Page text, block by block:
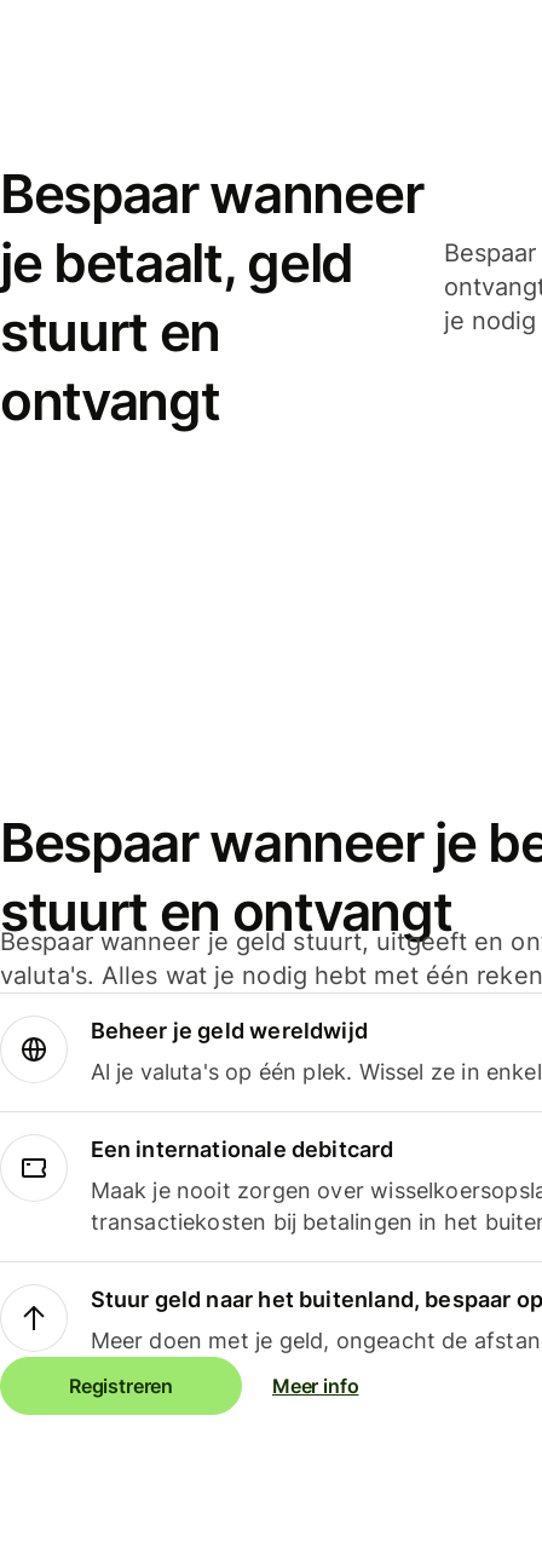
Bespaar wanneer
je betaalt, geld
stuurt en
ontvangt
je
Bespaar wanneer je
stuurt en ontvangt
Bespaar wanneer je geld stuurt, uitgeeft en
valuta's. Alles wat je nodig hebt met één
Beheer je geld wereldwijd
Al je valuta's op één plek. Wissel ze in
Een internationale debitcard
Maak je nooit zorgen over
transactiekosten bij betalingen in het
Stuur geld naar het buitenland, bespaar
Meer doen met je geld, ongeacht de
Registreren Meer info